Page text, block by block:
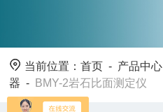
当前位置：首页 - 产品中心
器 - BMY-2岩石比面测定仪